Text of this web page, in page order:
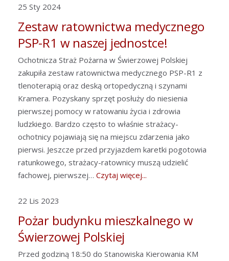
25 Sty 2024
Zestaw ratownictwa medycznego
PSP-R1 w naszej jednostce!
Ochotnicza Straż Pożarna w Świerzowej Polskiej
zakupiła zestaw ratownictwa medycznego PSP-R1 z
tlenoterapią oraz deską ortopedyczną i szynami
Kramera. Pozyskany sprzęt posłuży do niesienia
pierwszej pomocy w ratowaniu życia i zdrowia
ludzkiego. Bardzo często to właśnie strażacy-
ochotnicy pojawiają się na miejscu zdarzenia jako
pierwsi. Jeszcze przed przyjazdem karetki pogotowia
ratunkowego, strażacy-ratownicy muszą udzielić
fachowej, pierwszej… Czytaj więcej...
22 Lis 2023
Pożar budynku mieszkalnego w
Świerzowej Polskiej
Przed godziną 18:50 do Stanowiska Kierowania KM